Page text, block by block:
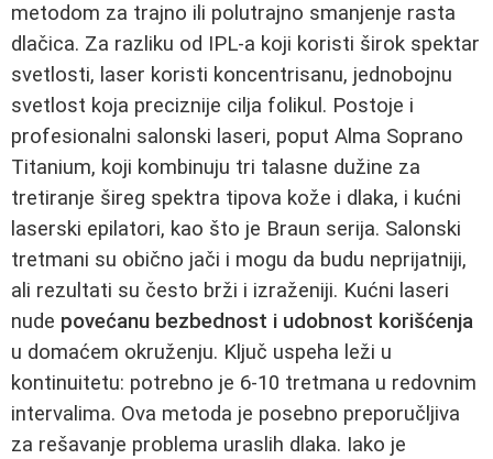
metodom za trajno ili polutrajno smanjenje rasta
dlačica. Za razliku od IPL-a koji koristi širok spektar
svetlosti, laser koristi koncentrisanu, jednobojnu
svetlost koja preciznije cilja folikul. Postoje i
profesionalni salonski laseri, poput Alma Soprano
Titanium, koji kombinuju tri talasne dužine za
tretiranje šireg spektra tipova kože i dlaka, i kućni
laserski epilatori, kao što je Braun serija. Salonski
tretmani su obično jači i mogu da budu neprijatniji,
ali rezultati su često brži i izraženiji. Kućni laseri
nude povećanu bezbednost i udobnost korišćenja
u domaćem okruženju. Ključ uspeha leži u
kontinuitetu: potrebno je 6-10 tretmana u redovnim
intervalima. Ova metoda je posebno preporučljiva
za rešavanje problema uraslih dlaka. Iako je